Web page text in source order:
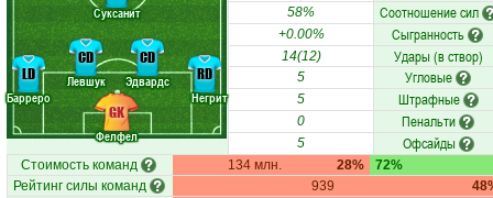
Фелфел
Барреро
Левшук
Эдвардс
Негрит
Суксанит
GK
LD
CD
CD
RD
58% Соотношение сил
+0.00% Сыгранность
14(12) Удары (в створ)
5 Угловые
5 Штрафные
0 Пенальти
5 Офсайды
Стоимость команд 134 млн. 28%
72%
Рейтинг силы команд
939